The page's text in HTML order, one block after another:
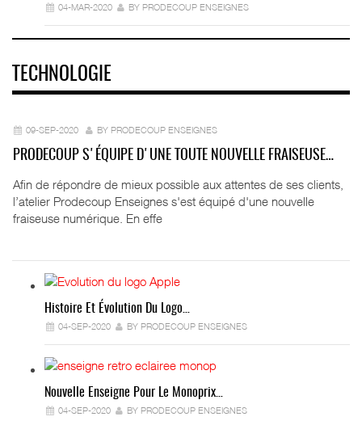
04-MAR-2020 BY PRODECOUP ENSEIGNES
TECHNOLOGIE
09-SEP-2020 BY PRODECOUP ENSEIGNES
PRODECOUP S'ÉQUIPE D'UNE TOUTE NOUVELLE FRAISEUSE…
Afin de répondre de mieux possible aux attentes de ses clients,
l’atelier Prodecoup Enseignes s'est équipé d'une nouvelle
fraiseuse numérique. En effe
Histoire Et Évolution Du Logo…
04-SEP-2020 BY PRODECOUP ENSEIGNES
Nouvelle Enseigne Pour Le Monoprix…
04-SEP-2020 BY PRODECOUP ENSEIGNES